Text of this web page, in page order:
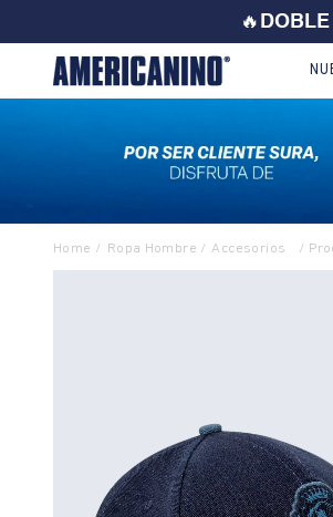
💙
Ropa Hombre Accesorios